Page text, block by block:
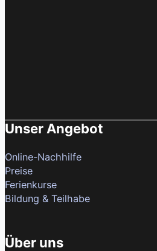
Unser Angebot
Online-Nachhilfe
Preise
Ferienkurse
Bildung & Teilhabe
Über uns